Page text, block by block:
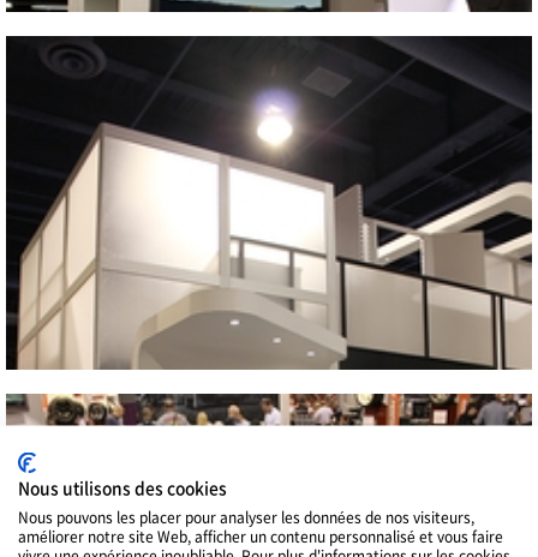
2013 SEMA SHOW
Close
Nous utilisons des cookies
Nous pouvons les placer pour analyser les données de nos visiteurs,
améliorer notre site Web, afficher un contenu personnalisé et vous faire